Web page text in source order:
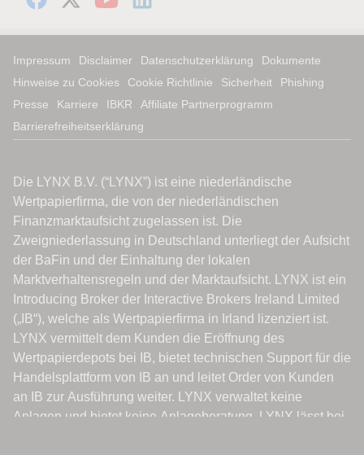
Impressum Disclaimer Datenschutzerklärung
Dokumente
Hinweise zu Cookies
Cookie Richtlinie Sicherheit
Phishing
Presse
Karriere IBKR
Affiliate Partnerprogramm
Barrierefreiheitserklärung